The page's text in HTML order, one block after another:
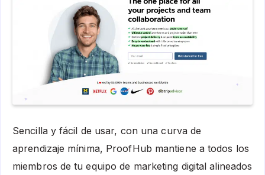
Sencilla y fácil de usar, con una curva de
aprendizaje mínima, ProofHub mantiene a todos los
miembros de tu equipo de marketing digital alineados